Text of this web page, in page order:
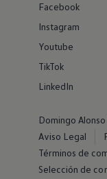
Facebook
Instagram
Youtube
TikTok
LinkedIn
Domingo
Aviso Legal
Términos de
Selección de